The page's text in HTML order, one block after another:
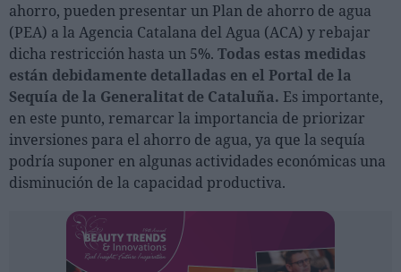
Registrarse
INICIAR SESIÓN
EN
ahorro, pueden presentar un Plan de ahorro de agua
(PEA) a la Agencia Catalana del Agua (ACA) y rebajar
dicha restricción hasta un 5%. Todas estas medidas
están debidamente detalladas en el Portal de la
Sequía de la Generalitat de Cataluña. Es importante,
en este punto, remarcar la importancia de priorizar
inversiones para el ahorro de agua, ya que la sequía
podría suponer en algunas actividades económicas una
disminución de la capacidad productiva.